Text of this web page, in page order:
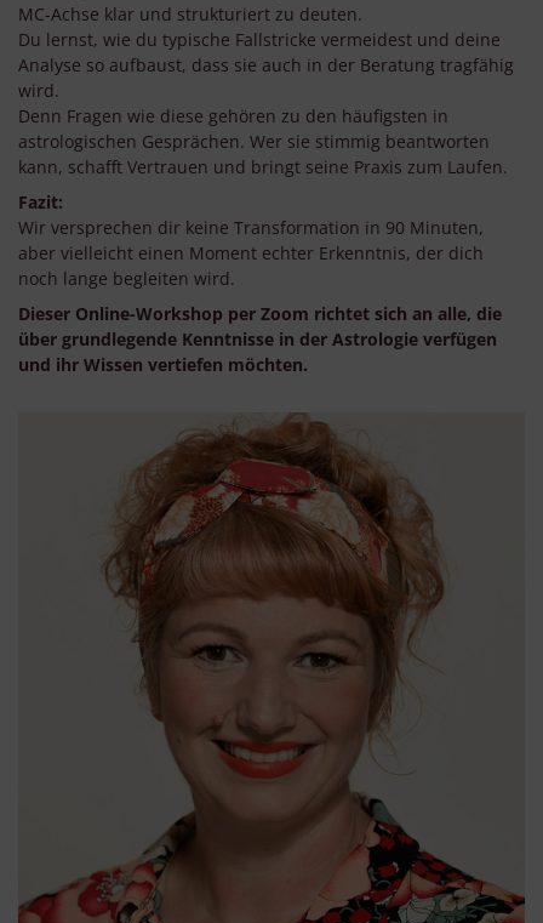
MC-Achse klar und strukturiert zu deuten.
Du lernst, wie du typische Fallstricke vermeidest und deine
Analyse so aufbaust, dass sie auch in der Beratung tragfähig
wird.
Denn Fragen wie diese gehören zu den häufigsten in
astrologischen Gesprächen. Wer sie stimmig beantworten
kann, schafft Vertrauen und bringt seine Praxis zum Laufen.
Fazit:
Wir versprechen dir keine Transformation in 90 Minuten,
aber vielleicht einen Moment echter Erkenntnis, der dich
noch lange begleiten wird.
Dieser Online-Workshop per Zoom richtet sich an alle, die
über grundlegende Kenntnisse in der Astrologie verfügen
und ihr Wissen vertiefen möchten.